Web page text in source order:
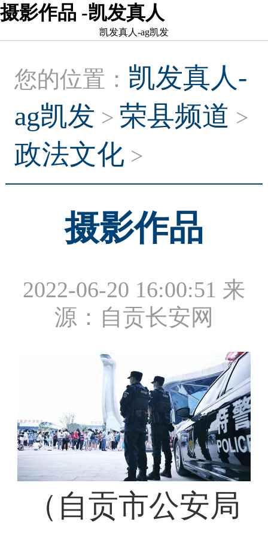
摄影作品 -凯发真人
凯发真人-ag凯发
您的位置： 凯发真人-
ag凯发 > 荣县频道 >
政法文化 >
摄影作品
2022-06-20 16:00:51 来
源：自贡长安网
（自贡市公安局